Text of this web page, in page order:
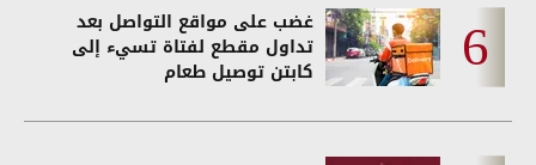
غضب على مواقع التواصل بعد
تداول مقطع لفتاة تسيء إلى
كابتن توصيل طعام